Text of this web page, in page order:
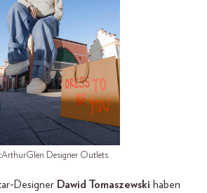
Designer Outlets
Designer Dawid Tomaszewski haben